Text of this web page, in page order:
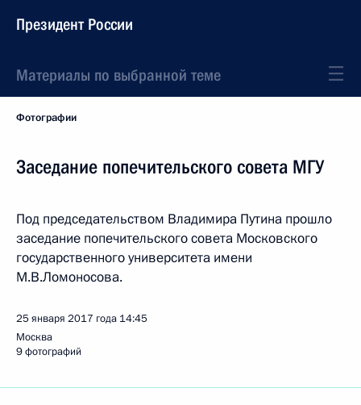
Президент России
Материалы по выбранной теме
Фотографии
Заседание попечительского совета МГУ
Под председательством Владимира Путина прошло
заседание попечительского совета Московского
государственного университета имени
М.В.Ломоносова.
25 января 2017 года 14:45
Москва
9 фотографий